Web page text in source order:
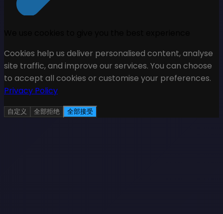
Cookies help us deliver personalised content, analyse
site traffic, and improve our services. You can choose
to accept all cookies or customise your preferences.
Privacy Policy
自定义 全部拒绝 全部接受